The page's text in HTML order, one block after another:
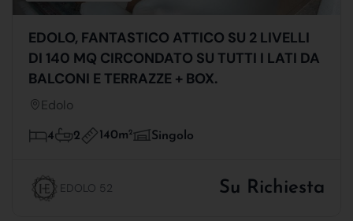
EDOLO, FANTASTICO ATTICO SU 2 LIVELLI
DI 140 MQ CIRCONDATO SU TUTTI I LATI DA
BALCONI E TERRAZZE + BOX.
Edolo
4 2 140m2 Singolo
EDOLO 52 Su Richiesta